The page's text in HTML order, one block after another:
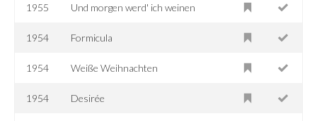
1955 Und morgen werd' ich weinen
1954 Formicula
1954 Weiße Weihnachten
1954 Desirée